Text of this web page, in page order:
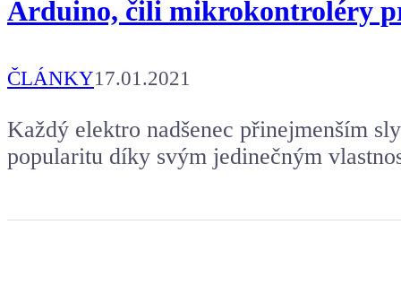
Arduino, čili mikrokontroléry
ČLÁNKY17.01.2021
Každý elektro nadšenec přinejmenším
popularitu díky svým jedinečným